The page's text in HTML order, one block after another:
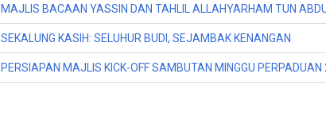
MAJLIS BACAAN YASSIN DAN TAHLIL ALLAHYARHAM TUN
SEKALUNG KASIH: SELUHUR BUDI, SEJAMBAK KENANGAN
PERSIAPAN MAJLIS KICK-OFF SAMBUTAN MINGGU PERPADUAN